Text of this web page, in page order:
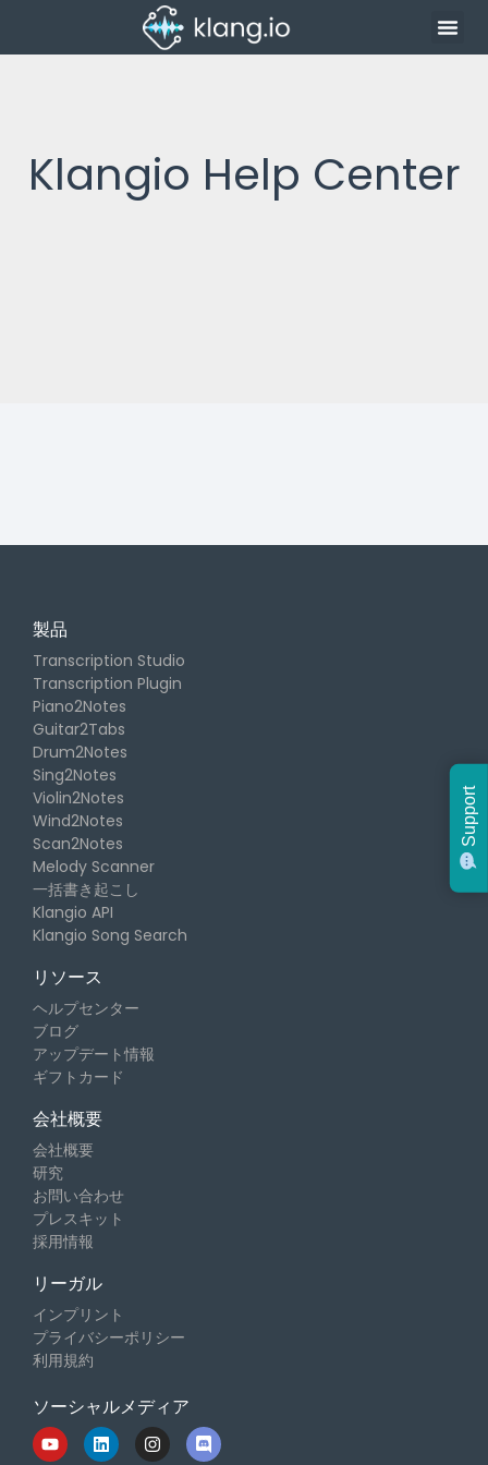
Klangio Help Center
製品
Transcription Studio
Transcription Plugin
Piano2Notes
Guitar2Tabs
Drum2Notes
Sing2Notes
Violin2Notes
Wind2Notes
Scan2Notes
Melody Scanner
一括書き起こし
Klangio API
Klangio Song Search
リソース
ヘルプセンター
ブログ
アップデート情報
ギフトカード
会社概要
会社概要
研究
お問い合わせ
プレスキット
採用情報
リーガル
インプリント
プライバシーポリシー
利用規約
ソーシャルメディア
Support